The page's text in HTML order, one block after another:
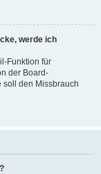
werde ich
Funktion für
der Board-
soll den Missbrauch